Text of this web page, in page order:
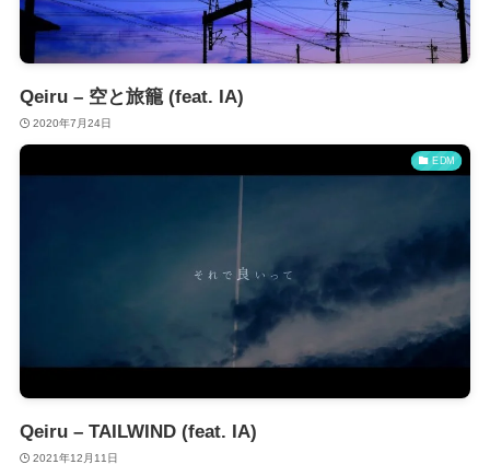
Qeiru – 空と旅籠 (feat. IA)
2020年7月24日
EDM
Qeiru – TAILWIND (feat. IA)
2021年12月11日